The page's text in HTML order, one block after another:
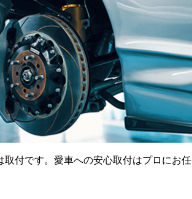
付です。愛車への安心取付はプロにお任